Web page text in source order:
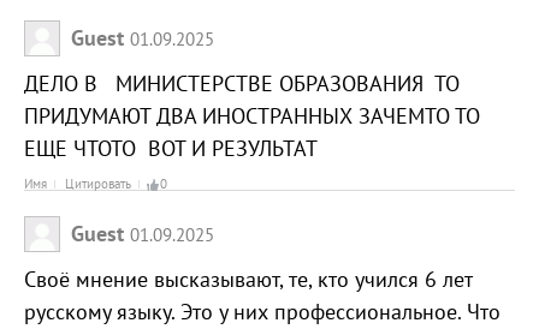
Guest 01.09.2025
ДЕЛО В МИНИСТЕРСТВЕ ОБРАЗОВАНИЯ ТО
ПРИДУМАЮТ ДВА ИНОСТРАННЫХ ЗАЧЕМТО ТО
ЕЩЕ ЧТОТО ВОТ И РЕЗУЛЬТАТ
Имя Цитировать 0
Guest 01.09.2025
Своё мнение высказывают, те, кто учился 6 лет
русскому языку. Это у них профессиональное. Что